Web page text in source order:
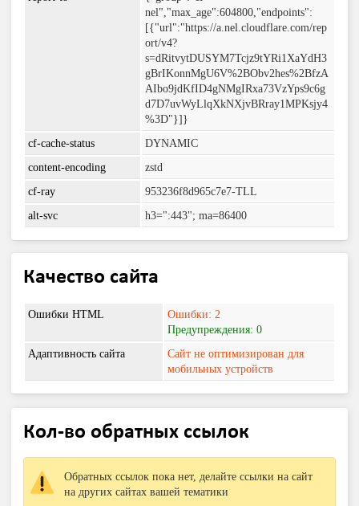
nel","max_age":604800,"endpoints":
[{"url":"https://a.nel.cloudflare.com/rep
ort/v4?
s=dRitvytDUSYM7Tcjz9tYRi1XaYdH3
gBrIKonnMgU6V%2BObv2hes%2BfzA
AIbo9jdKfID4gNMgIRxa73VzYps9c6g
d7D7uvWyLlqXkNXjvBRray1MPKsjy4
%3D"}]}
cf-cache-status
DYNAMIC
content-encoding
zstd
cf-ray
953236f8d965c7e7-TLL
alt-svc
h3=":443"; ma=86400
Качество сайта
Ошибки HTML
Ошибки: 2
Предупреждения: 0
Адаптивность сайта
Сайт не оптимизирован для
мобильных устройств
Кол-во обратных ссылок
Обратных ссылок пока нет, делайте ссылки на сайт
на других сайтах вашей тематики